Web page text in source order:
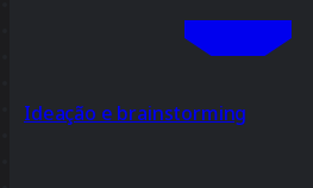
Ideação e brainstorming